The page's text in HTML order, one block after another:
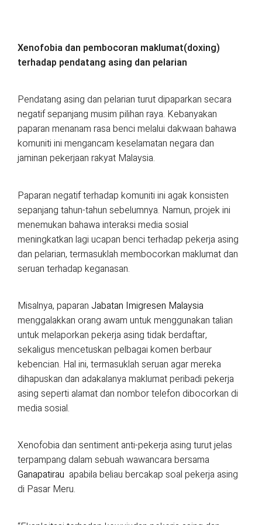
Xenofobia dan pembocoran maklumat(doxing)
terhadap pendatang asing dan pelarian
Pendatang asing dan pelarian turut dipaparkan secara
negatif sepanjang musim pilihan raya. Kebanyakan
paparan menanam rasa benci melalui dakwaan bahawa
komuniti ini mengancam keselamatan negara dan
jaminan pekerjaan rakyat Malaysia.
Paparan negatif terhadap komuniti ini agak konsisten
sepanjang tahun-tahun sebelumnya. Namun, projek ini
menemukan bahawa interaksi media sosial
meningkatkan lagi ucapan benci terhadap pekerja asing
dan pelarian, termasuklah membocorkan maklumat dan
seruan terhadap keganasan.
Misalnya, paparan Jabatan Imigresen Malaysia
menggalakkan orang awam untuk menggunakan talian
untuk melaporkan pekerja asing tidak berdaftar,
sekaligus mencetuskan pelbagai komen berbaur
kebencian. Hal ini, termasuklah seruan agar mereka
dihapuskan dan adakalanya maklumat peribadi pekerja
asing seperti alamat dan nombor telefon dibocorkan di
media sosial.
Xenofobia dan sentiment anti-pekerja asing turut jelas
terpampang dalam sebuah wawancara bersama
Ganapatirau apabila beliau bercakap soal pekerja asing
di Pasar Meru.